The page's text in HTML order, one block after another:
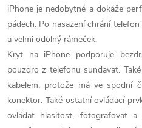
iPhone je nedobytné a dokáže
pádech. Po nasazení chrání
a velmi odolný rámeček.
Kryt na iPhone podporuje
pouzdro z telefonu sundavat.
kabelem, protože má ve spodní
konektor. Také ostatní ovládací
ovládat hlasitost, fotografovat